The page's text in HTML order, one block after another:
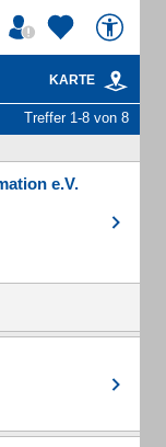
KARTE
Treffer 1-8 von 8
e.V.